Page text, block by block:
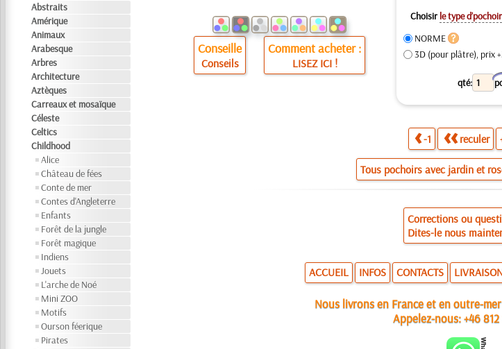
Abstraits
Amérique
Animaux
Arabesque
Arbres
Architecture
Aztèques
Carreaux et mosaïque
Céleste
Celtics
Childhood
Alice
Château de fées
Conte de mer
Contes d'Angleterre
Enfants
Forêt de la jungle
Forêt magique
Indiens
Jouets
L'arche de Noé
Mini ZOO
Motifs
Ourson féerique
Pirates
Conseille
Conseils
Comment acheter :
LISEZ ICI !
Choisir le type d’pochoir
NORME
3D (pour plâtre), prix
qté:
-1 reculer
Tous pochoirs avec jardin et
Corrections ou
Dites-le nous
ACCUEIL INFOS CONTACTS
Nous livrons en France et en outre-
Appelez-nous:+46